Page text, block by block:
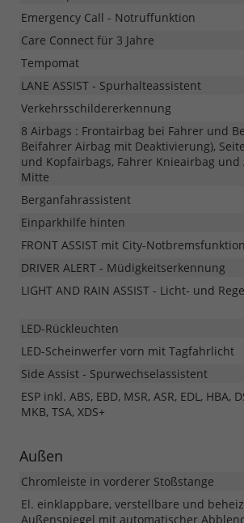
Emergency Call - Notruffunktion
Care Connect für 3 Jahre
Tempomat
LANE ASSIST - Spurhalteassistent
Verkehrsschildererkennung
8 Airbags : Frontairbag bei Fahrer und
Beifahrer Airbag mit Deaktivierung),
und Kopfairbags, Fahrer Knieairbag
Mitte
Berganfahrassistent
Einparkhilfe hinten
FRONT ASSIST mit City-Notbremsfunktion
DRIVER ALERT - Müdigkeitserkennung
LIGHT AND RAIN ASSIST - Licht- und
LED-Rückleuchten
LED-Scheinwerfer vorn mit Tagfahrlicht
Side Assist - Spurwechselassistent
ESP inkl. ABS, EBD, MSR, ASR, EDL, HBA,
MKB, TSA, XDS+
Außen
Chromleiste in vorderer Stoßstange
El. einklappbare, verstellbare und
Außenspiegel mit automatischer